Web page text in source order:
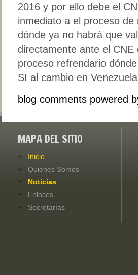
2016 y por ello debe el
inmediato a el proceso
dónde ya no habrá que
directamente ante el
proceso refrendario
SI al cambio en
blog comments powered
MAPA DEL SITIO
Inicio
Quiénes Somos
Noticias
Enlaces
Secretarías